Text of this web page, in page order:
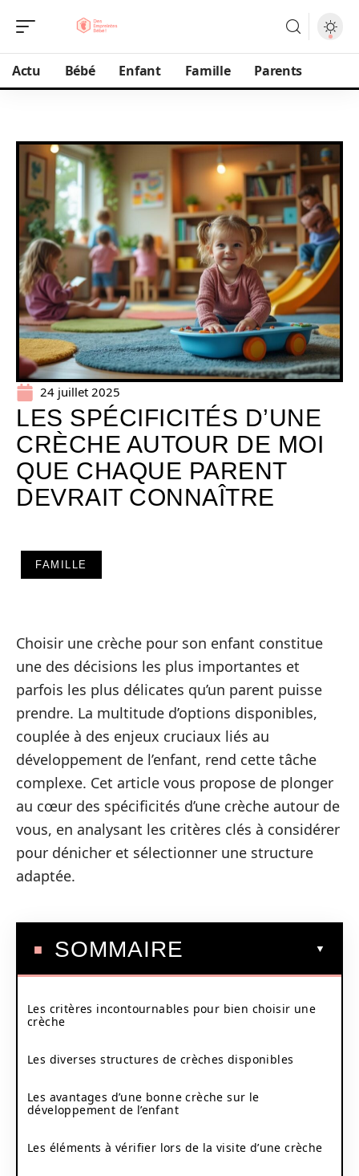
Actu Bébé Enfant Famille Parents
24 juillet 2025
LES SPÉCIFICITÉS D’UNE
CRÈCHE AUTOUR DE MOI
QUE CHAQUE PARENT
DEVRAIT CONNAÎTRE
FAMILLE
Choisir une crèche pour son enfant constitue
une des décisions les plus importantes et
parfois les plus délicates qu’un parent puisse
prendre. La multitude d’options disponibles,
couplée à des enjeux cruciaux liés au
développement de l’enfant, rend cette tâche
complexe. Cet article vous propose de plonger
au cœur des spécificités d’une crèche autour de
vous, en analysant les critères clés à considérer
pour dénicher et sélectionner une structure
adaptée.
SOMMAIRE
Les critères incontournables pour bien choisir une
crèche
Les diverses structures de crèches disponibles
Les avantages d’une bonne crèche sur le
développement de l’enfant
Les éléments à vérifier lors de la visite d’une crèche